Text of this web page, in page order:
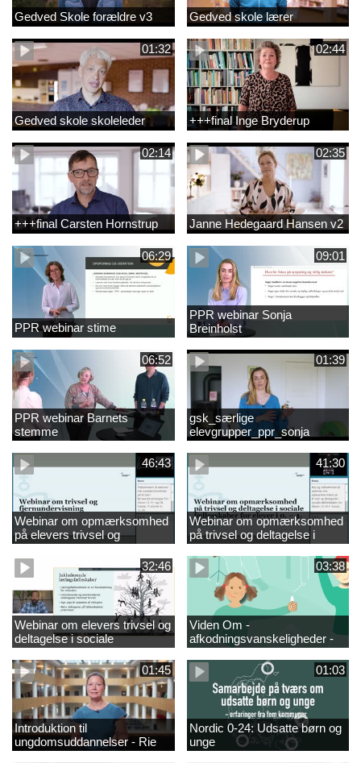
Gedved Skole forældre v3 Gedved skole lærer
01:32
Gedved skole skoleleder
02:44
+++final Inge Bryderup
02:14
+++final Carsten Hornstrup
02:35
Janne Hedegaard Hansen v2
06:29
PPR webinar stime
09:01
PPR webinar Sonja
Breinholst
06:52
PPR webinar Barnets
stemme
01:39
gsk_særlige
elevgrupper_ppr_sonja
breinholst
46:43
Webinar om opmærksomhed
på elevers trivsel og
fællesskaber i
fjernundervisning 5. – 9. og
10. klasse
41:30
Webinar om opmærksomhed
på trivsel og deltagelse i
sociale fællesskaber for
elever i 0.-4. klasse
32:46
Webinar om elevers trivsel og
deltagelse i sociale
fællesskaber – inspiration og
viden til skoleledere og
ressourcepersoner
03:38
Viden Om -
afkodningsvanskeligheder -
præsentationsfilm
01:45
Introduktion til
ungdomsuddannelser - Rie
Thomsen
01:03
Nordic 0-24: Udsatte børn og
unge